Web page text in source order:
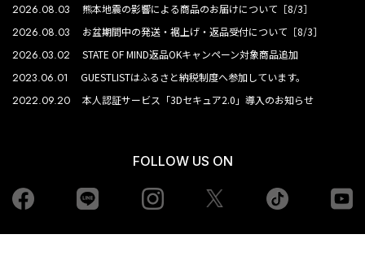
2026.08.03 熊本地震の影響による商品のお届けについて［8/3］
2026.08.03 お盆期間中の発送・裾上げ・返品受付について［8/3］
2026.03.02 STATE OF MIND返品OKキャンペーン対象商品追加
2023.06.01 GUESTLISTはふるさと納税制度へ参加しています。
2022.09.20 本人認証サービス「3Dセキュア2.0」導入のお知らせ
FOLLOW US ON
Facebook Instagram tiktok